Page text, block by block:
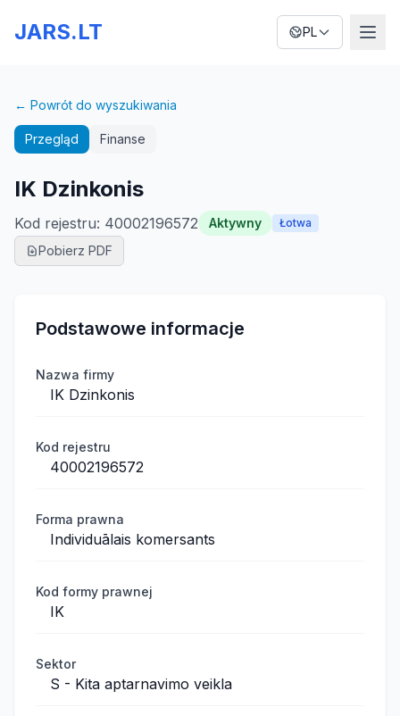
JARS.LT PL
← Powrót do wyszukiwania
Przegląd Finanse
IK Dzinkonis
Kod rejestru: 40002196572 Aktywny Łotwa
Pobierz PDF
Podstawowe informacje
Nazwa firmy
IK Dzinkonis
Kod rejestru
40002196572
Forma prawna
Individuālais komersants
Kod formy prawnej
IK
Sektor
S - Kita aptarnavimo veikla